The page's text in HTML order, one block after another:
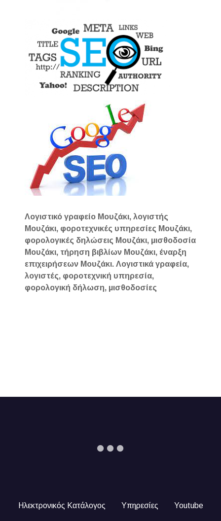
Λογιστικό γραφείο Μουζάκι, λογιστής
Μουζάκι, φοροτεχνικές υπηρεσίες Μουζάκι,
φορολογικές δηλώσεις Μουζάκι, μισθοδοσία
Μουζάκι, τήρηση βιβλίων Μουζάκι, έναρξη
επιχειρήσεων Μουζάκι. Λογιστικά γραφεία,
λογιστές, φοροτεχνική υπηρεσία,
φορολογική δήλωση, μισθοδοσίες
Ηλεκτρονικός Κατάλογος Υπηρεσίες Youtube